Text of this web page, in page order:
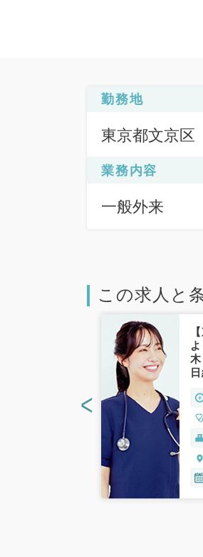
勤務地
東京都文京区
業務内容
一般外来
この求人と
<